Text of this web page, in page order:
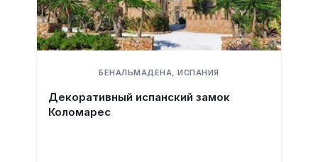
БЕНАЛЬМАДЕНА, ИСПАНИЯ
Декоративный испанский замок
Коломарес